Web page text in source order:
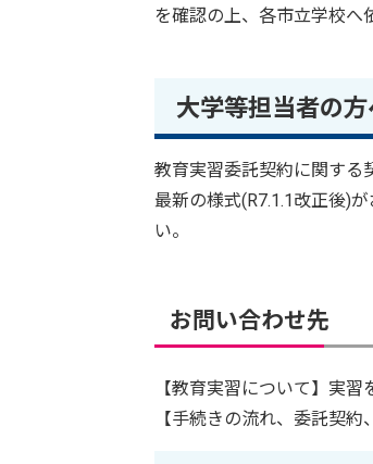
を確認の上、各市立学校へ
大学等担当者の方
教育実習委託契約に関する
最新の様式(R7.1.1改正後)
い。
お問い合わせ先
【教育実習について】実
【手続きの流れ、委託契